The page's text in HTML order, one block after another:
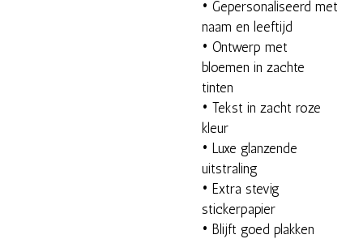
• Gepersonaliseerd met
naam en leeftijd
• Ontwerp met
bloemen in zachte
tinten
• Tekst in zacht roze
kleur
• Luxe glanzende
uitstraling
• Extra stevig
stickerpapier
• Blijft goed plakken